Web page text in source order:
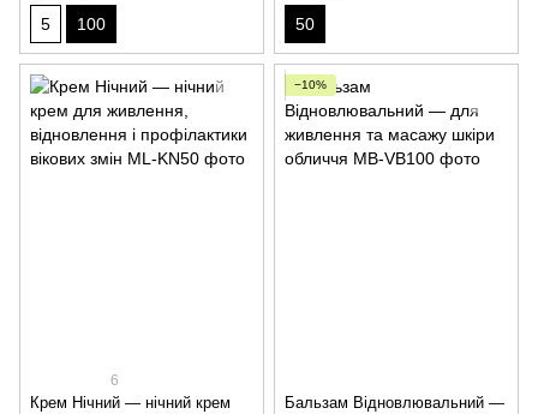
5 100 50
6
Крем Нічний — нічний крем
−10%
Бальзам Відновлювальний —